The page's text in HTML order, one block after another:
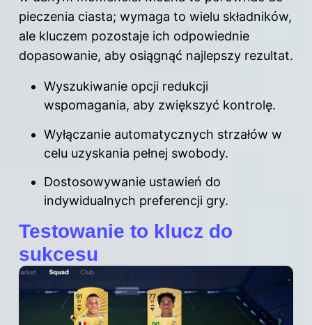
pieczenia ciasta; wymaga to wielu składników,
ale kluczem pozostaje ich odpowiednie
dopasowanie, aby osiągnąć najlepszy rezultat.
Wyszukiwanie opcji redukcji
wspomagania, aby zwiększyć kontrolę.
Wyłączanie automatycznych strzałów w
celu uzyskania pełnej swobody.
Dostosowywanie ustawień do
indywidualnych preferencji gry.
Testowanie to klucz do
sukcesu